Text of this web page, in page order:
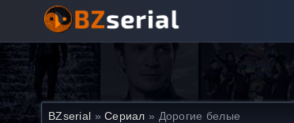
BZserial »Сериал » Дорогие белые